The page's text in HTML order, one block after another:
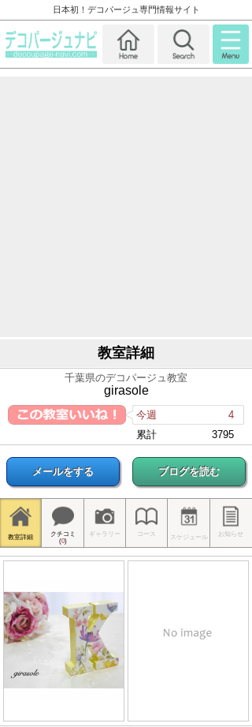
日本初！デコパージュ専門情報サイト
教室詳細
千葉県のデコパージュ教室
girasole
今週
4
累計
3795
メールをする ブログを読む
教室詳細
クチコミ
(0)
ギャラリー コース スケジュール お知らせ